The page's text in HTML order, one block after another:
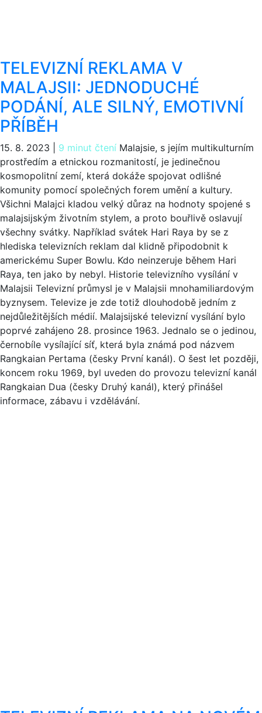
TELEVIZNÍ REKLAMA V
MALAJSII: JEDNODUCHÉ
PODÁNÍ, ALE SILNÝ, EMOTIVNÍ
PŘÍBĚH
15. 8. 2023 9 minut čtení Malajsie, s jejím multikulturním
prostředím a etnickou rozmanitostí, je jedinečnou
kosmopolitní zemí, která dokáže spojovat odlišné
komunity pomocí společných forem umění a kultury.
Všichni Malajci kladou velký důraz na hodnoty spojené s
malajsijským životním stylem, a proto bouřlivě oslavují
všechny svátky. Například svátek Hari Raya by se z
hlediska televizních reklam dal klidně připodobnit k
americkému Super Bowlu. Kdo neinzeruje během Hari
Raya, ten jako by nebyl. Historie televizního vysílání v
Malajsii Televizní průmysl je v Malajsii mnohamiliardovým
byznysem. Televize je zde totiž dlouhodobě jedním z
nejdůležitějších médií. Malajsijské televizní vysílání bylo
poprvé zahájeno 28. prosince 1963. Jednalo se o jedinou,
černobíle vysílající síť, která byla známá pod názvem
Rangkaian Pertama (česky První kanál). O šest let později,
koncem roku 1969, byl uveden do provozu televizní kanál
Rangkaian Dua (česky Druhý kanál), který přinášel
informace, zábavu i vzdělávání.